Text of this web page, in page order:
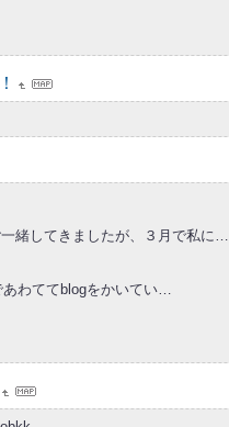
緒してきましたが、３月で私に…
あわててblogをかいてい…